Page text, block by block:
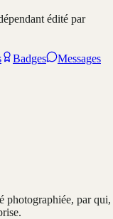
édité par
Badges
Messages
photographiée, par qui,